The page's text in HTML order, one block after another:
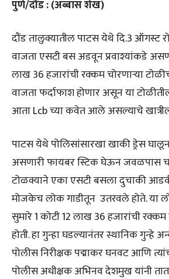
पुणे/दौंड : (अब्बास शेख)
दौंड तालुक्यातील पाटस येथे दि.3 ऑगस्ट
वाजता एसटी बस अडवून प्रवाश्यांकडे
लाख 36 हजारांची रक्कम चोरणाऱ्या
वाजता फर्दाफाश होणार असून या
आता Lcb च्या कवेत आले असल्याचे
पाटस येथे पोलिसांसारखा खाकी ड्रेस
असणारी फायबर स्टिक घेऊन जवळपास
टोळक्याने एका एसटी बसला दुचाकी
मोजकेच लोक गाडीतून उतरवले होते. या
सुमारे 1 कोटी 12 लाख 36 हजारांची
होती. हा गुन्हा घडल्यानंतर स्थानिक गुन्हे
पोलीस निरीक्षक पद्माकर घनवट आणि
पोलीस अधीक्षक अभिनव देशमुख यांनी